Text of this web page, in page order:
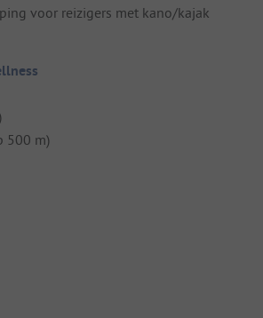
voor reizigers met kano/kajak
500 m)